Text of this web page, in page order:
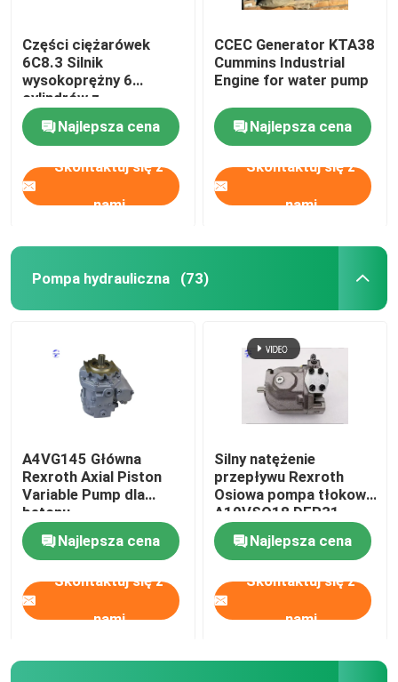
Części ciężarówek
6C8.3 Silnik
wysokoprężny 6
cylindrów z
elektrycznym układem
uruchamiania
Najlepsza cena
Skontaktuj się z
nami
CCEC Generator KTA38
Cummins Industrial
Engine for water pump
Najlepsza cena
Skontaktuj się z
nami
Pompa hydrauliczna (73)
A4VG145 Główna
Rexroth Axial Piston
Variable Pump dla
betonu
Najlepsza cena
Skontaktuj się z
nami
Silny natężenie
przepływu Rexroth
Osiowa pompa tłokowa
A10VSO18 DFR31
Napędzana olejem
hydraulicznym
Najlepsza cena
Skontaktuj się z
nami